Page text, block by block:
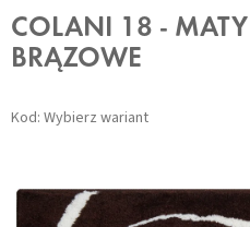
COLANI 18 -
BRĄZOWE
Kod: Wybierz wariant